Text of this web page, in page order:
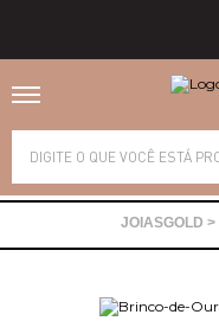
Alianças
Brincos